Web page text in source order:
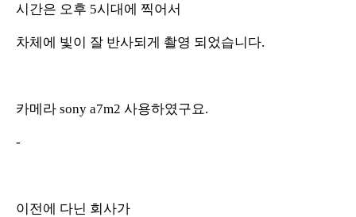
시간은 오후 5시대에 찍어서
차체에 빛이 잘 반사되게 촬영 되었습니다.
카메라 sony a7m2 사용하였구요.
-
이전에 다닌 회사가